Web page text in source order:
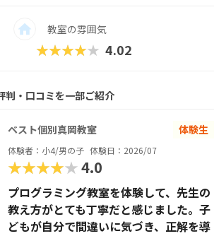
教室の雰囲気
★★★★★ 4.02
判・口コミを一部ご紹介
ベスト個別真岡教室 体験生
体験者：小4/男の子 体験日：2026/07
★★★★★4.0
プログラミング教室を体験して、先生の
教え方がとても丁寧だと感じました。子
どもが自分で間違いに気づき、正解を導